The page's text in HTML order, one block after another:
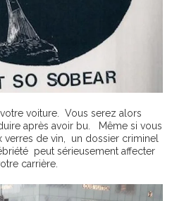
voiture. Vous serez alors
après avoir bu. Même si vous
verres de vin, un dossier criminel
peut sérieusement affecter
carrière.